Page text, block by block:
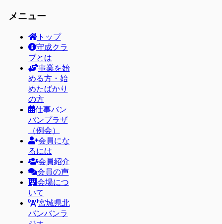
メニュー
トップ
守成クラ
ブとは
事業を始
める方・始
めたばかり
の方
仕事バン
バンプラザ
（例会）
会員にな
るには
会員紹介
会員の声
会場につ
いて
宮城県北
バンバンラ